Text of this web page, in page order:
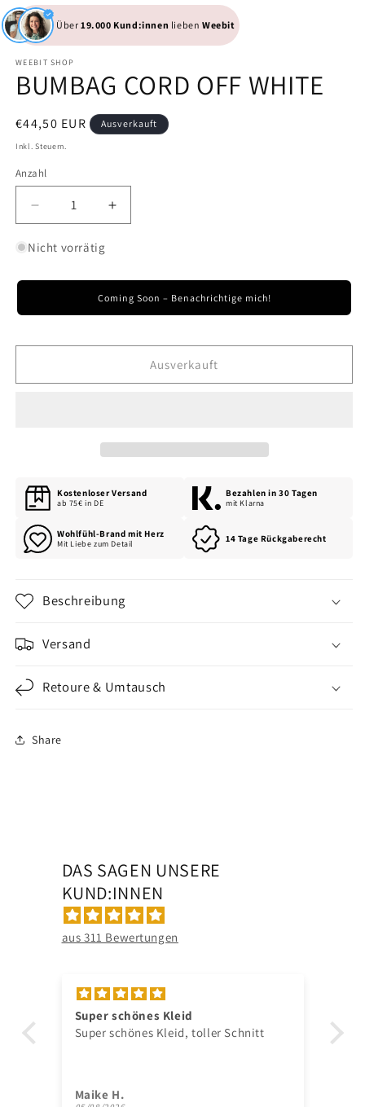
Über 19.000 Kund:innen liebenWeebit
WEEBIT SHOP
BUMBAG CORD OFF WHITE
Normaler
Preis
€44,50 EUR Ausverkauft
Inkl. Steuern.
Anzahl
Anzahl
Verringere
die
Menge
BUMBAG
OFF
Erhöhe
die
BUMBAG
CORD
OFF
Nicht vorrätig
Coming Soon – Benachrichtige mich!
Ausverkauft
Kostenloser Versand
ab 75€ in DE
Bezahlen in 30 Tagen
mit Klarna
Wohlfühl-Brand mit Herz
Mit Liebe zum Detail 14 Tage Rückgaberecht
Beschreibung
Versand
Retoure & Umtausch
Share
DAS SAGEN UNSERE
KUND:INNEN
aus 311 Bewertungen
Super schönes Kleid
Super schönes Kleid, toller Schnitt
Maike H.